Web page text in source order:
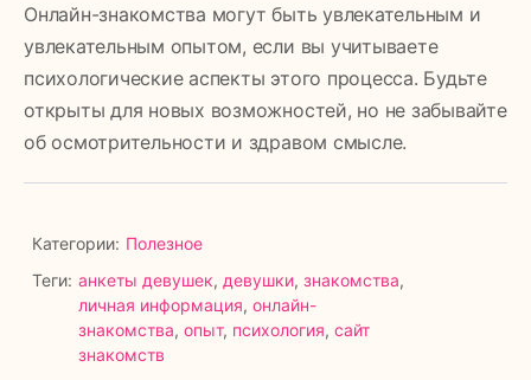
Онлайн-знакомства могут быть увлекательным и
увлекательным опытом, если вы учитываете
психологические аспекты этого процесса. Будьте
открыты для новых возможностей, но не забывайте
об осмотрительности и здравом смысле.
Категории: Полезное
Теги: анкеты девушек, девушки, знакомства,
личная информация, онлайн-
знакомства, опыт, психология, сайт
знакомств